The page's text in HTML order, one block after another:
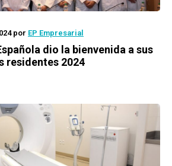
por EP Empresarial
dio la bienvenida a sus
residentes 2024